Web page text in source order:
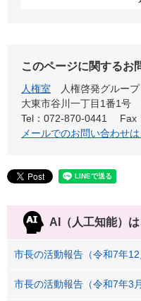
このページに関するお
人権室
人権啓発グループ
大東市谷川一丁目1番1号
Tel：072-870-0441
Fax
メールでのお問い合わせ
AI（人工知能）は
市長の活動報告（令和7年12
市長の活動報告（令和7年3月